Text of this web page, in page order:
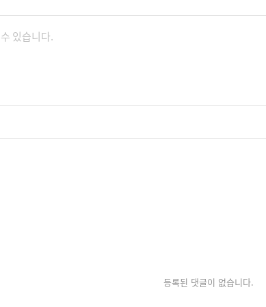
등록된 댓글이 없습니다.